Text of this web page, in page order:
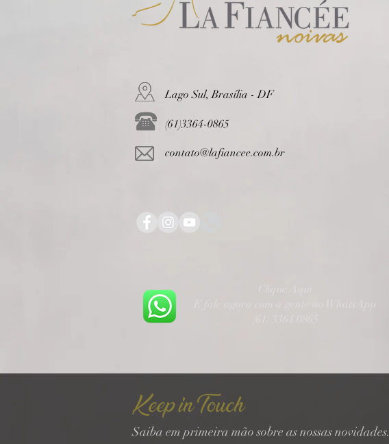
Lago Sul, Brasília - DF
(61)3364-0865
contato@lafiancee.com.br
Keep in Touch
Saiba em primeira mão sobre as nossas novidades.